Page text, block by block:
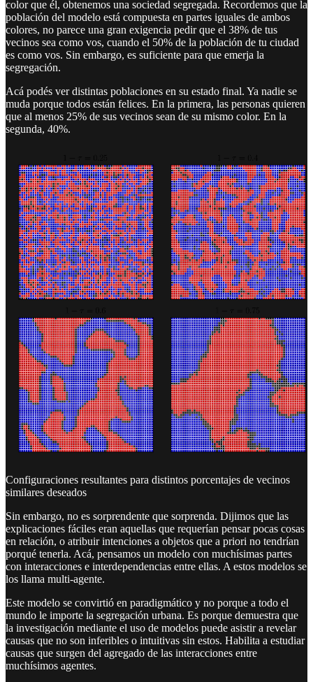
color que él, obtenemos una sociedad segregada. Recordemos que la
población del modelo está compuesta en partes iguales de ambos
colores, no parece una gran exigencia pedir que el 38% de tus
vecinos sea como vos, cuando el 50% de la población de tu ciudad
es como vos. Sin embargo, es suficiente para que emerja la
segregación.
Acá podés ver distintas poblaciones en su estado final. Ya nadie se
muda porque todos están felices. En la primera, las personas quieren
que al menos 25% de sus vecinos sean de su mismo color. En la
segunda, 40%.
Configuraciones resultantes para distintos porcentajes de vecinos
similares deseados
Sin embargo, no es sorprendente que sorprenda. Dijimos que las
explicaciones fáciles eran aquellas que requerían pensar pocas cosas
en relación, o atribuir intenciones a objetos que a priori no tendrían
porqué tenerla. Acá, pensamos un modelo con muchísimas partes
con interacciones e interdependencias entre ellas. A estos modelos se
los llama multi-agente.
Este modelo se convirtió en paradigmático y no porque a todo el
mundo le importe la segregación urbana. Es porque demuestra que
la investigación mediante el uso de modelos puede asistir a revelar
causas que no son inferibles o intuitivas sin estos. Habilita a estudiar
causas que surgen del agregado de las interacciones entre
muchísimos agentes.